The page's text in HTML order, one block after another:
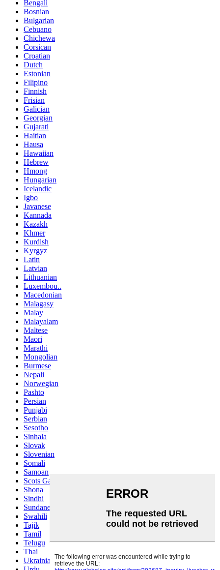
Bengali
Bosnian
Bulgarian
Cebuano
Chichewa
Corsican
Croatian
Dutch
Estonian
Filipino
Finnish
Frisian
Galician
Georgian
Gujarati
Haitian
Hausa
Hawaiian
Hebrew
Hmong
Hungarian
Icelandic
Igbo
Javanese
Kannada
Kazakh
Khmer
Kurdish
Kyrgyz
Latin
Latvian
Lithuanian
Luxembou..
Macedonian
Malagasy
Malay
Malayalam
Maltese
Maori
Marathi
Mongolian
Burmese
Nepali
Norwegian
Pashto
Persian
Punjabi
Serbian
Sesotho
Sinhala
Slovak
Slovenian
Somali
Samoan
Scots Gaelic
Shona
Sindhi
Sundanese
Swahili
Tajik
Tamil
Telugu
Thai
Ukrainian